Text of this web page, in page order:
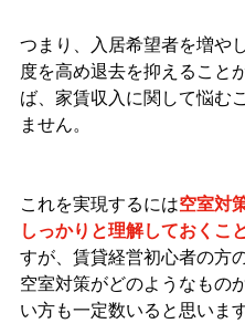
つまり、入居希望者を増や
度を高め退去を抑えること
ば、家賃収入に関して悩む
ません。
これを実現するには空室対
しっかりと理解しておくこ
すが、賃貸経営初心者の方
空室対策がどのようなもの
い方も一定数いると思います